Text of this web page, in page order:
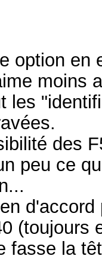
option en
moins
les
des
peu ce
fasse la